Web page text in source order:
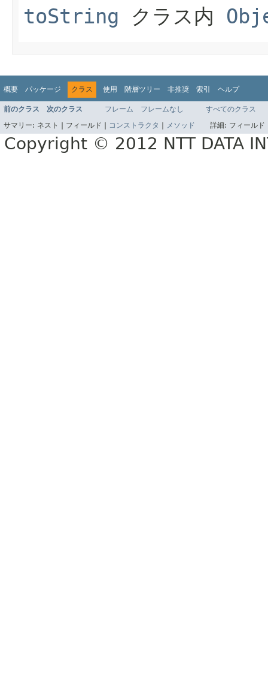
toString クラス内
概要 パッケージ クラス 使用 階層ツリー 非推奨 索引 ヘルプ
前のクラス 次のクラス フレーム フレームなし
すべてのクラス
サマリー: ネスト | フィールド | コンストラクタ メソッド 詳細: フィール
Copyright © 2012 NTT DATA